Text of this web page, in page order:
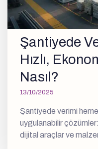
Şantiyede
Hızlı,
Nasıl?
13/10/2025
Şantiyede verimi
uygulanabilir
dijital araçlar ve